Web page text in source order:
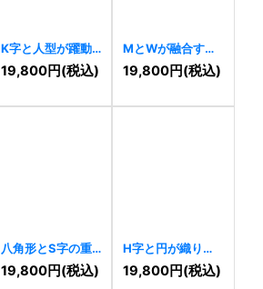
K字と人型が躍動
する未来志向ロゴ
11059 ]
19,800円(税込)
MとWが融合する
幾何学的な力強い
ロゴ 11058]
19,800円(税込)
八角形とS字の重
なり合う情熱ロゴ
11034 ]
19,800円(税込)
H字と円が織りな
す幾何学的な結び
つきロゴ 11025]
19,800円(税込)